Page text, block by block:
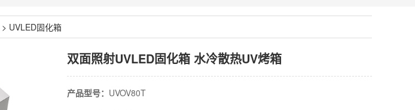
> UVLED固化箱
双面照射UVLED固化箱 水冷散热UV烤箱
产品型号： UVOV80T